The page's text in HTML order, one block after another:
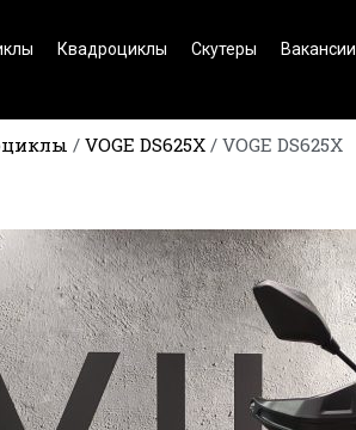
Квадроциклы Скутеры Вакансии
/ VOGE DS625X / VOGE DS625X